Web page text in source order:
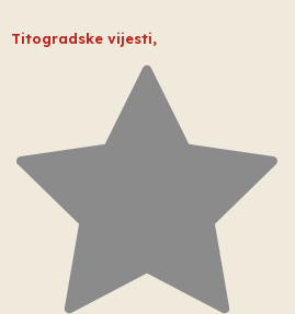
Titogradske vijesti,